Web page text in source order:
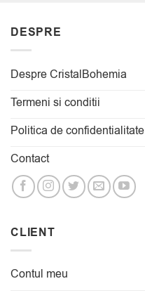
DESPRE
Despre CristalBohemia
Termeni si conditii
Politica de confidentialitate
Contact
CLIENT
Contul meu